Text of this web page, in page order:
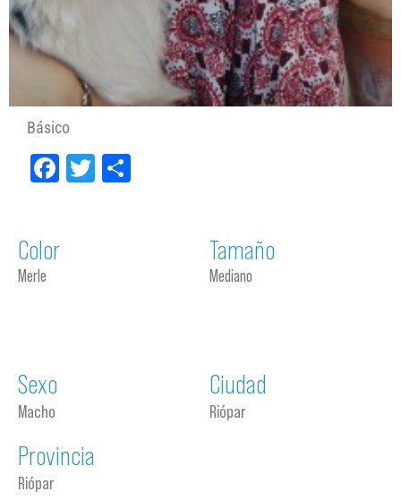
Básico
Facebook
Twitter
Color
Merle
Tamaño
Mediano
Sexo
Macho
Ciudad
Riópar
Provincia
Riópar